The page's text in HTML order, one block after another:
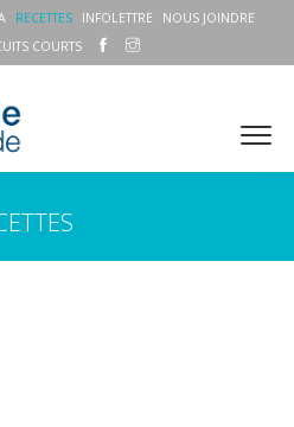
RECETTES INFOLETTRE
NOUS JOINDRE
COURTS